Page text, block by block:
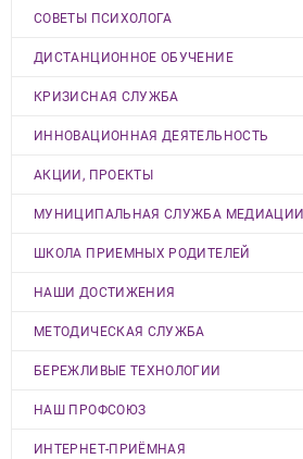
СОВЕТЫ ПСИХОЛОГА
ДИСТАНЦИОННОЕ ОБУЧЕНИЕ
КРИЗИСНАЯ СЛУЖБА
ИННОВАЦИОННАЯ ДЕЯТЕЛЬНОСТЬ
АКЦИИ, ПРОЕКТЫ
МУНИЦИПАЛЬНАЯ СЛУЖБА МЕДИАЦИИ
ШКОЛА ПРИЕМНЫХ РОДИТЕЛЕЙ
НАШИ ДОСТИЖЕНИЯ
МЕТОДИЧЕСКАЯ СЛУЖБА
БЕРЕЖЛИВЫЕ ТЕХНОЛОГИИ
НАШ ПРОФСОЮЗ
ИНТЕРНЕТ-ПРИЁМНАЯ